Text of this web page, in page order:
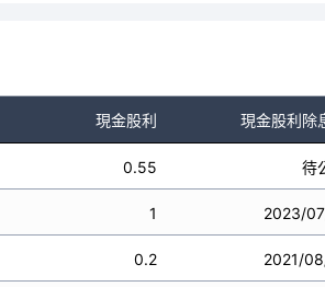
現金股利 現金股利除
0.55 待
1 2023/
0.2 2021/